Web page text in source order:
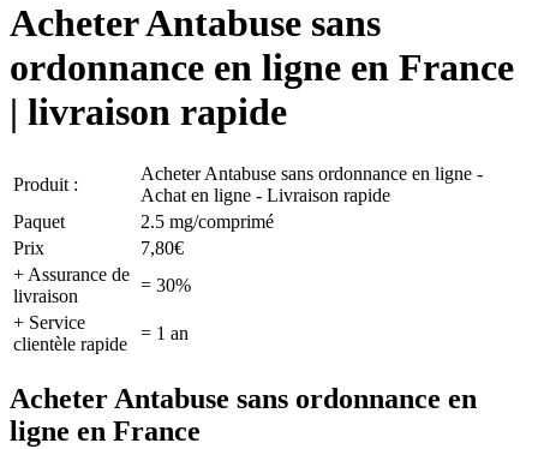
Acheter Antabuse sans
ordonnance en ligne en France
| livraison rapide
Produit :
Acheter Antabuse sans ordonnance en ligne -
Achat en ligne - Livraison rapide
Paquet
2.5 mg/comprimé
Prix
7,80€
+ Assurance de
livraison
= 30%
+ Service
clientèle rapide
= 1 an
Acheter Antabuse sans ordonnance en
ligne en France